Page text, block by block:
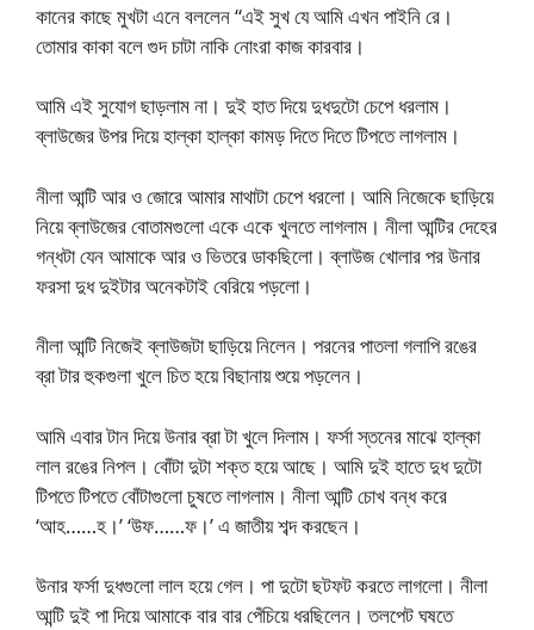
কানের কাছে মুখটা এনে বললেন “এই সুখ যে আমি এখন পাইনি রে।
তোমার কাকা বলে গুদ চাটা নাকি নোংরা কাজ কারবার।
আমি এই সুযোগ ছাড়লাম না। দুই হাত দিয়ে দুধদুটো চেপে ধরলাম।
ব্লাউজের উপর দিয়ে হাল্কা হাল্কা কামড় দিতে দিতে টিপতে লাগলাম।
নীলা আন্টি আর ও জোরে আমার মাথাটা চেপে ধরলো। আমি নিজেকে ছাড়িয়ে
নিয়ে ব্লাউজের বোতামগুলো একে একে খুলতে লাগলাম। নীলা আন্টির দেহের
গন্ধটা যেন আমাকে আর ও ভিতরে ডাকছিলো। ব্লাউজ খোলার পর উনার
ফরসা দুধ দুইটার অনেকটাই বেরিয়ে পড়লো।
নীলা আন্টি নিজেই ব্লাউজটা ছাড়িয়ে নিলেন। পরনের পাতলা গলাপি রঙের
ব্রা টার হুকগুলা খুলে চিত হয়ে বিছানায় শুয়ে পড়লেন।
আমি এবার টান দিয়ে উনার ব্রা টা খুলে দিলাম। ফর্সা স্তনের মাঝে হাল্কা
লাল রঙের নিপল। বোঁটা দুটা শক্ত হয়ে আছে। আমি দুই হাতে দুধ দুটো
টিপতে টিপতে বোঁটাগুলো চুষতে লাগলাম। নীলা আন্টি চোখ বন্ধ করে
‘আহ……হ।’ ‘উফ……ফ।’ এ জাতীয় শব্দ করছেন।
উনার ফর্সা দুধগুলো লাল হয়ে গেল। পা দুটো ছটফট করতে লাগলো। নীলা
আন্টি দুই পা দিয়ে আমাকে বার বার পেঁচিয়ে ধরছিলেন। তলপেট ঘষতে